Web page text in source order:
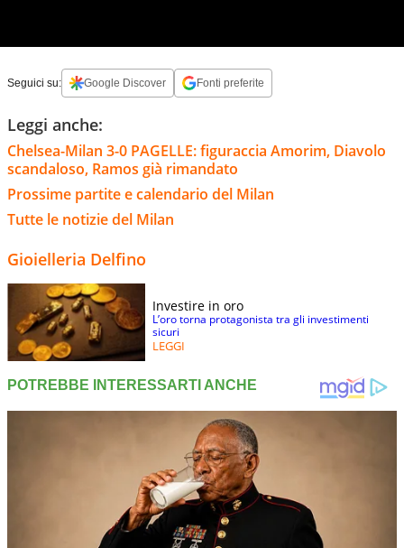
Seguici su: Google Discover Fonti preferite
Leggi anche:
Chelsea-Milan 3-0 PAGELLE: figuraccia Amorim, Diavolo
scandaloso, Ramos già rimandato
Prossime partite e calendario del Milan
Tutte le notizie del Milan
Gioielleria Delfino
Investire in oro
L’oro torna protagonista tra gli investimenti
sicuri
LEGGI